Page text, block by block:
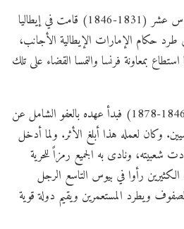
في عهد البابا غريغوريوس السادس عشر (1831-1846) قامت في إيطاليا
طرد حكام الإمارات الإيطالية الأجانب،
بمعاونة فرنسا والنمسا القضاء على تلك
وخلفه بيوس التاسع (1846-1878) فبدأ عهده بالعفو الشامل عن
وكان لعمله هذا أبلغ الأثر. ولما أدخل
شعبيته، ونادى به الجميع رمزاً للحرية
رأوا في بيوس التاسع الرجل
ويطرد المستعمرين ويقيم دولة قوية